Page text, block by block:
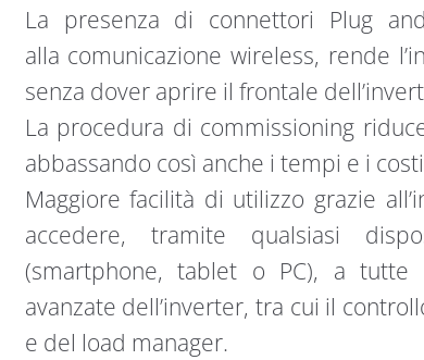
La presenza di connettori Plug
alla comunicazione wireless, rende
senza dover aprire il frontale
La procedura di commissioning
abbassando così anche i tempi e i
Maggiore facilità di utilizzo grazie
accedere, tramite qualsiasi
(smartphone, tablet o PC), a tutte
avanzate dell’inverter, tra cui il
e del load manager.